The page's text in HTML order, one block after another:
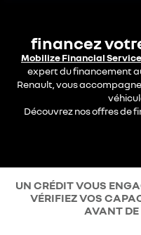
financez
Mobilize Financial
expert du financement
Renault, vous
Découvrez nos offres de
UN CRÉDIT VOUS
VÉRIFIEZ VOS
AVANT DE